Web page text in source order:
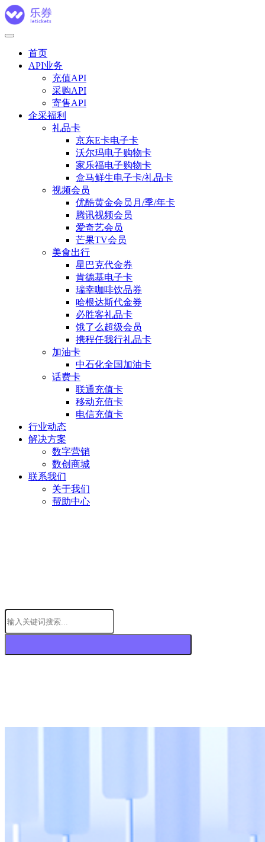
首页
API业务
充值API
采购API
寄售API
企采福利
礼品卡
京东E卡电子卡
沃尔玛电子购物卡
家乐福电子购物卡
盒马鲜生电子卡/礼品卡
视频会员
优酷黄金会员月/季/年卡
腾讯视频会员
爱奇艺会员
芒果TV会员
美食出行
星巴克代金券
肯德基电子卡
瑞幸咖啡饮品券
哈根达斯代金券
必胜客礼品卡
饿了么超级会员
携程任我行礼品卡
加油卡
中石化全国加油卡
话费卡
联通充值卡
移动充值卡
电信充值卡
行业动态
解决方案
数字营销
数创商城
联系我们
关于我们
帮助中心